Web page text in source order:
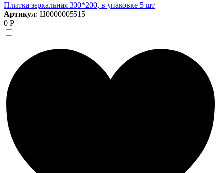
Плитка зеркальная 300*200, в упаковке 5 шт
Артикул: Ц0000005515
0 Р